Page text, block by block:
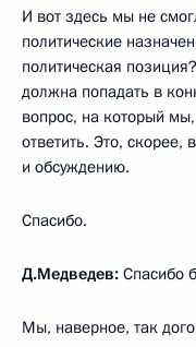
И вот здесь мы не
политические
политическая
должна попадать в
вопрос, на который
ответить. Это,
и обсуждению.
Спасибо.
Д.Медведев: Спасибо
Мы, наверное, так